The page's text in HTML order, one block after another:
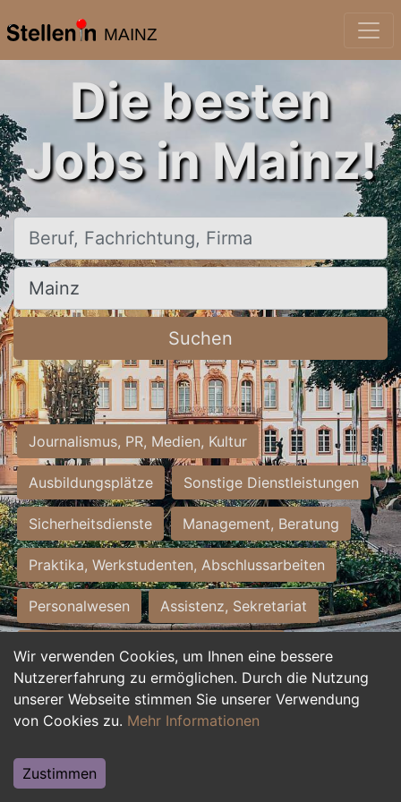
MAINZ
Wir verwenden Cookies, um Ihnen eine bessere
Nutzererfahrung zu ermöglichen. Durch die Nutzung
unserer Webseite stimmen Sie unserer Verwendung
von Cookies zu. Mehr Informationen
Zustimmen
Die besten
Jobs in Mainz!
Beruf, Fachrichtung, Firma
Ort, Stadt
Suchen
Journalismus, PR, Medien, Kultur
Ausbildungsplätze Sonstige Dienstleistungen
Sicherheitsdienste Management, Beratung
Praktika, Werkstudenten, Abschlussarbeiten
Personalwesen Assistenz, Sekretariat
Hilfskräfte, Aushilfs- und Nebenjobs
Einkauf, Logistik, Materialwirtschaft
Weiterbildung, Studium, duale Ausbildung
Tourismus